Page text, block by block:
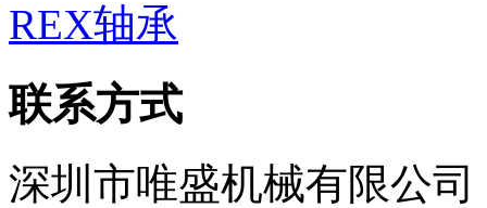
REX轴承
联系方式
深圳市唯盛机械有限公司